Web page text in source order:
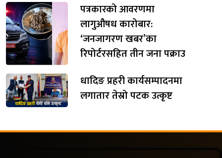
पत्रकारको आवरणमा
लागुऔषध कारोबार:
‘जनजागरण खबर’का
रिपोर्टरसहित तीन जना पक्राउ
धादिङ प्रहरी कार्यसम्पादनमा
लगातार तेस्रो पटक उत्कृष्ट